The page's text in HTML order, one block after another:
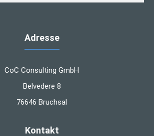
Adresse
CoC Consulting GmbH
Belvedere 8
76646 Bruchsal
Kontakt